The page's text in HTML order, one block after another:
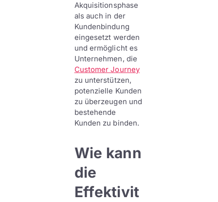
Akquisitionsphase
als auch in der
Kundenbindung
eingesetzt werden
und ermöglicht es
Unternehmen, die
Customer Journey
zu unterstützen,
potenzielle Kunden
zu überzeugen und
bestehende
Kunden zu binden.
Wie kann
die
Effektivit